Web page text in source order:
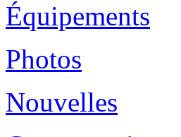
Équipements
Photos
Nouvelles